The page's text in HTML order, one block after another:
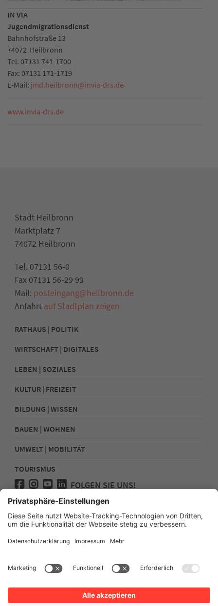
IN VIA
Jugendmigrationsdienst
Bahnhofstraße 13
74072 Heilbronn
Tel. 07131 741-1700
Fax: 07131 171-1719
E-Mail: jmd.heilbronn@invia-drs.de
www.invia-drs.de
Stadt Heilbronn
Marktplatz 7
74072 Heilbronn
Tel. 07131 56-0
Fax 07131 56-29 99
Mail: posteingang@heilbronn.de
Anfahrt auf Stadtplan zeigen
RATHAUS | POLITIK
WIRTSCHAFT | DIGITALES
LEBEN | SOZIALES
KULTUR | FREIZEIT
BILDUNG | WISSEN
BAUEN | WOHNEN
UMWELT | MOBILITÄT
TOURISMUS
FOLGEN SIE UNS!
Presse
Kontakt
Impressum
Sitemap